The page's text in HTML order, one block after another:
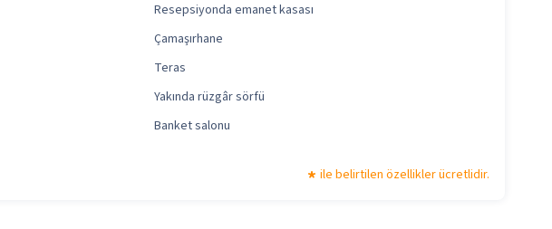
Resepsiyonda emanet kasası
Çamaşırhane
Teras
Yakında rüzgâr sörfü
Banket salonu
ile belirtilen özellikler ücretlidir.